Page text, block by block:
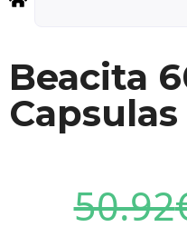
Beacita
Capsulas
50.92